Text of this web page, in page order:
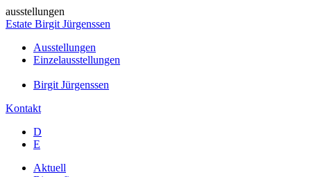
ausstellungen
Estate Birgit Jürgenssen
Ausstellungen
Einzelausstellungen
Birgit Jürgenssen
Kontakt
D
E
Aktuell